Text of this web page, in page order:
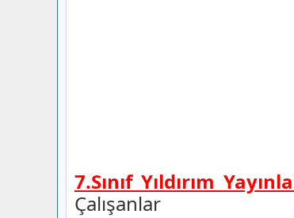
7.Sınıf Yıldırım
Çalışanlar